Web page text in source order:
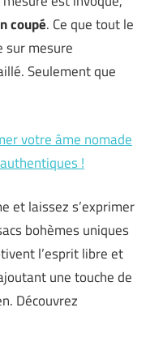
coupé. Ce que tout le
sur mesure
Seulement que
votre âme nomade
!
et laissez s’exprimer
bohèmes uniques
l’esprit libre et
une touche de
Découvrez